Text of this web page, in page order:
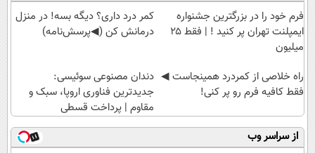
فرم خود را در بزرگترین جشنواره
ایمپلنت تهران پر کنید ! | فقط ۲۵
میلیون
کمر درد داری؟ دیگه بسه! در منزل
درمانش کن (◀پرسش‌نامه)
‌راه خلاصی از کمردرد همینجاست ◀
فقط کافیه فرم رو پر کنی!
دندان مصنوعی سوئیسی:
جدیدترین فناوری اروپا، سبک و
مقاوم | پرداخت قسطی
از سراسر وب